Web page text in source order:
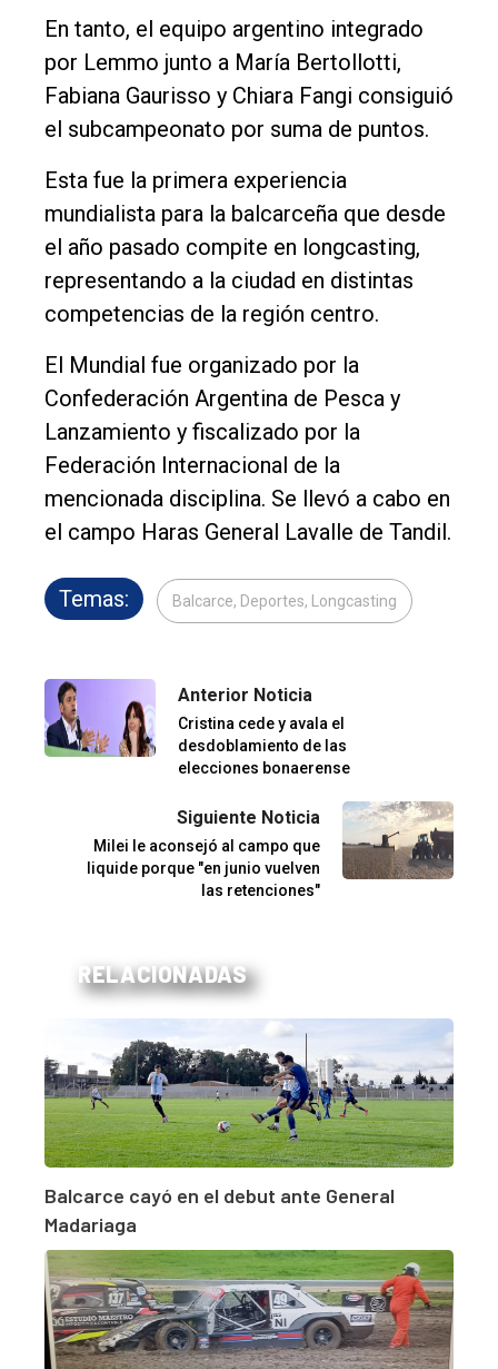
En tanto, el equipo argentino integrado
por Lemmo junto a María Bertollotti,
Fabiana Gaurisso y Chiara Fangi consiguió
el subcampeonato por suma de puntos.
Esta fue la primera experiencia
mundialista para la balcarceña que desde
el año pasado compite en longcasting,
representando a la ciudad en distintas
competencias de la región centro.
El Mundial fue organizado por la
Confederación Argentina de Pesca y
Lanzamiento y fiscalizado por la
Federación Internacional de la
mencionada disciplina. Se llevó a cabo en
el campo Haras General Lavalle de Tandil.
Temas: Balcarce, Deportes, Longcasting
Anterior Noticia
Cristina cede y avala el
desdoblamiento de las
elecciones bonaerense
Siguiente Noticia
Milei le aconsejó al campo que
liquide porque "en junio vuelven
las retenciones"
RELACIONADAS
Balcarce cayó en el debut ante General
Madariaga